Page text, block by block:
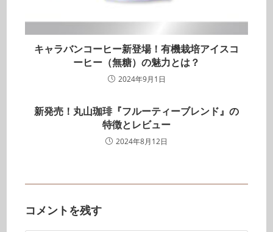
キャラバンコーヒー新登場！有機栽培アイスコ
ーヒー（無糖）の魅力とは？
2024年9月1日
新発売！丸山珈琲『フルーティーブレンド』の
特徴とレビュー
2024年8月12日
コメントを残す